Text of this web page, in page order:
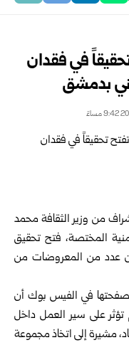
في فقدان
بدمشق
من وزير الثقافةمحمد
المختصة، فتح تحقيق
عدد من المعروضات من
صفحتها في الفيس بوك أن
على سير العمل داخل
مشيرة إلى اتخاذ مجموعة